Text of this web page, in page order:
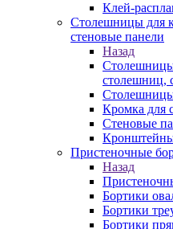
Клей-
Столешницы для
стеновые панели
Назад
столешниц,
Кромка для
Стеновые
Пристеночные
Назад
Бортики
Бортики
Бортики